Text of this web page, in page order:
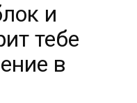
и
тебе
в